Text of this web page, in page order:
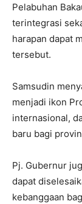
Pelabuhan
terintegrasi
harapan dapat
tersebut.
Samsudin
menjadi ikon
internasional,
baru bagi
Pj. Gubernur
dapat
kebanggaan